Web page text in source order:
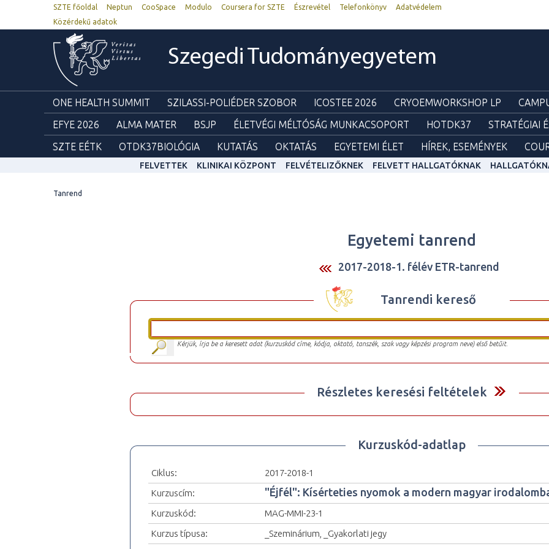
SZTE főoldal Neptun CooSpace Modulo Coursera for SZTE Észrevétel Telefonkönyv
Adatvédelem
Közérdekű adatok
Szegedi Tudományegyetem
ONE HEALTH SUMMIT SZILASSI-POLIÉDER SZOBOR ICOSTEE 2026 CRYOEMWORKSHOP LP
EFYE 2026
ALMA MATER BSJP ÉLETVÉGI MÉLTÓSÁG MUNKACSOPORT HOTDK37
STRATÉGIAI
SZTE EÉTK
OTDK37BIOLÓGIA KUTATÁS OKTATÁS EGYETEMI ÉLET HÍREK, ESEMÉNYEK
FELVETTEK KLINIKAI KÖZPONT FELVÉTELIZŐKNEK FELVETT HALLGATÓKNAK
Tanrend
Egyetemi tanrend
2017-2018-1. félév ETR-tanrend
Tanrendi kereső
Kérjük, írja be a keresett adat (kurzuskód címe, kódja, oktató, tanszék, szak vagy képzési program neve) első betűit.
Részletes keresési feltételek
Kurzuskód-adatlap
Ciklus:
2017-2018-1
Kurzuscím:
"Éjfél": Kísérteties nyomok a modern magyar
Kurzuskód:
MAG-MMI-23-1
Kurzus típusa:
_Szeminárium, _Gyakorlati jegy